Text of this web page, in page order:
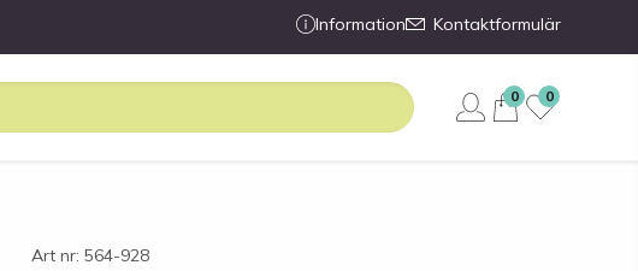
Information Kontaktformulär
0 0
Art nr: 564-928